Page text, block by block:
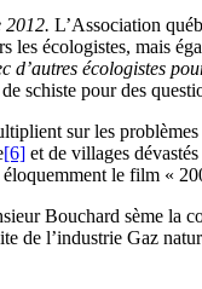
2012. L’Association
les écologistes, mais
d’autres écologistes
schiste pour des
sur les
[6] et de villages
éloquemment le film «
Bouchard sème la
de l’industrie Gaz